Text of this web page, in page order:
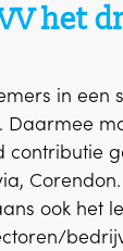
het
in
contributie
ook het